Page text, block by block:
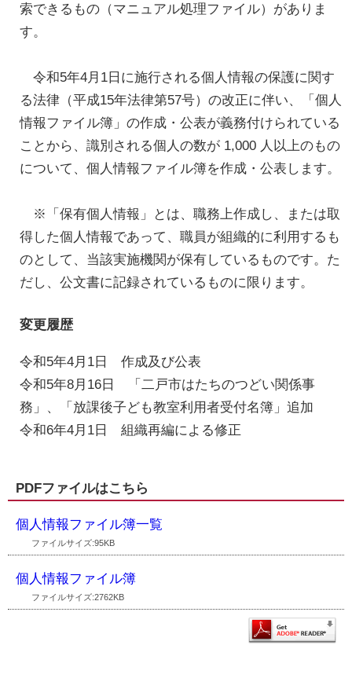
索できるもの（マニュアル処理ファイル）がありま
す。
令和5年4月1日に施行される個人情報の保護に関す
る法律（平成15年法律第57号）の改正に伴い、「個人
情報ファイル簿」の作成・公表が義務付けられている
ことから、識別される個人の数が 1,000 人以上のもの
について、個人情報ファイル簿を作成・公表します。
※「保有個人情報」とは、職務上作成し、または取
得した個人情報であって、職員が組織的に利用するも
のとして、当該実施機関が保有しているものです。た
だし、公文書に記録されているものに限ります。
変更履歴
令和5年4月1日 作成及び公表
令和5年8月16日 「二戸市はたちのつどい関係事
務」、「放課後子ども教室利用者受付名簿」追加
令和6年4月1日 組織再編による修正
PDFファイルはこちら
個人情報ファイル簿一覧
ファイルサイズ:95KB
個人情報ファイル簿
ファイルサイズ:2762KB